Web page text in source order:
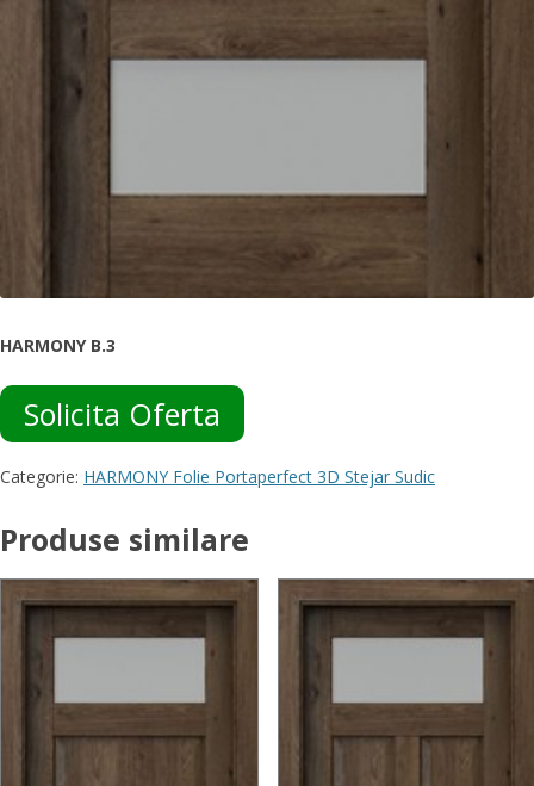
HARMONY B.3
Solicita Oferta
Categorie: HARMONY Folie Portaperfect 3D Stejar Sudic
Produse similare